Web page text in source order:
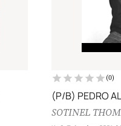
(0)
(P/B) PEDRO
SOTINEL